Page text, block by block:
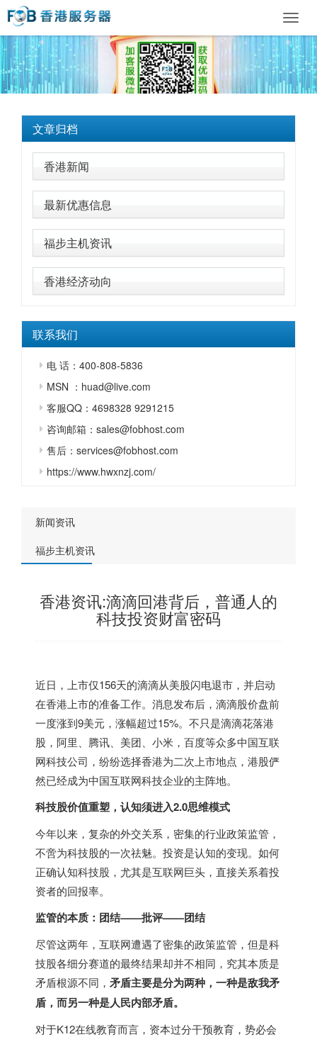
文章归档
香港新闻
最新优惠信息
福步主机资讯
香港经济动向
联系我们
电 话：400-808-5836
MSN ：huad@live.com
客服QQ：4698328 9291215
咨询邮箱：sales@fobhost.com
售后：services@fobhost.com
https://www.hwxnzj.com/
新闻资讯
福步主机资讯
香港资讯:滴滴回港背后，普通人的
科技投资财富密码
近日，上市仅156天的滴滴从美股闪电退市，并启动
在香港 上市的准备工作。消息发布后，滴滴股价盘前
一度涨到9美元，涨幅超过15%。不只是滴滴花落港
股，阿里、腾讯、美团、小米，百度等众多中国互联
网科技公司，纷纷选择香港为二次上市地点，港股俨
然已经成为中国互联网科技企业的主阵地。
科技股价值重塑，认知须进入2.0思维模式
今年以来，复杂的外交关系，密集的行业政策监管，
不啻为科技股的一次祛魅。投资是认知的变现。如何
正确认知科技股，尤其是互联网巨头，直接关系着投
资者的回报率。
监管的本质：团结——批评——团结
尽管这两年，互联网遭遇了密集的政策监管，但是科
技股各细分赛道的最终结果却并不相同，究其本质是
矛盾根源不同， 矛盾主要是分为两种，一种是敌我矛
盾，而另一种是人民内部矛盾。
对于K12在线教育而言，资本过分干预教育，势必会